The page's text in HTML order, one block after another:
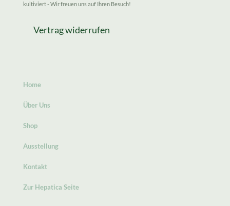
kultiviert - Wir freuen uns auf Ihren Besuch!
Vertrag widerrufen
Home
Über Uns
Shop
Ausstellung
Kontakt
Zur Hepatica Seite